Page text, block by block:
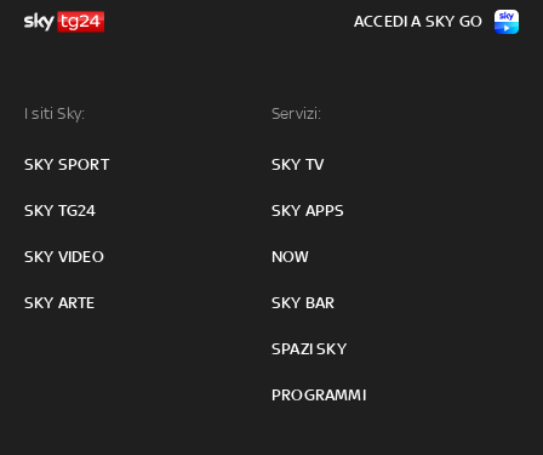
I siti Sky:
SKY SPORT
SKY TG24
SKY VIDEO
SKY ARTE
Servizi:
SKY TV
SKY APPS
NOW
SKY BAR
SPAZI SKY
PROGRAMMI
ACCEDI A SKY GO